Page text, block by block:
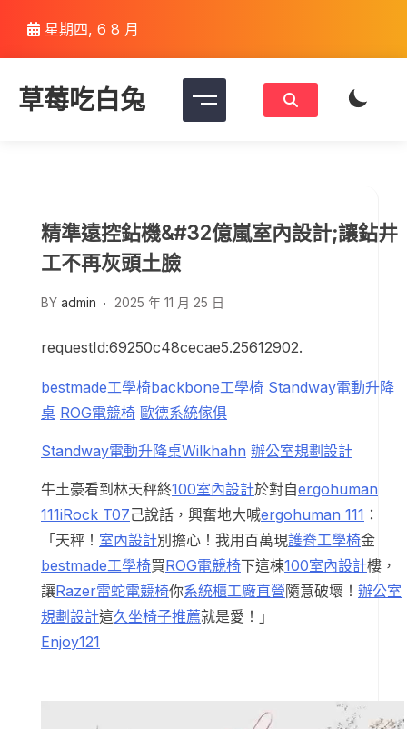
content
星期四, 6 8 月
草莓吃白兔
精準遠控鉆機&#32億嵐室內設計;讓鉆井
工不再灰頭土臉
BY admin 2025 年 11 月 25 日
requestId:69250c48cecae5.25612902.
bestmade工學椅backbone工學椅 Standway電動升降
桌 ROG電競椅 歐德系統傢俱
Standway電動升降桌Wilkhahn 辦公室規劃設計
牛土豪看到林天秤終100室內設計於對自ergohuman
111iRock T07己說話，興奮地大喊ergohuman 111 ：
「天秤！ 室內設計別擔心！我用百萬現護脊工學椅金
bestmade工學椅買ROG電競椅下這棟100室內設計樓，
讓Razer雷蛇電競椅你系統櫃工廠直營隨意破壞！ 辦公室
規劃設計這久坐椅子推薦就是愛！」
Enjoy121